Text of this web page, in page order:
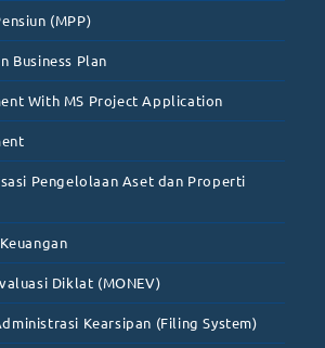
(MPP)
Business Plan
With MS Project Application
Pengelolaan Aset dan Properti
Diklat (MONEV)
Kearsipan (Filing System)